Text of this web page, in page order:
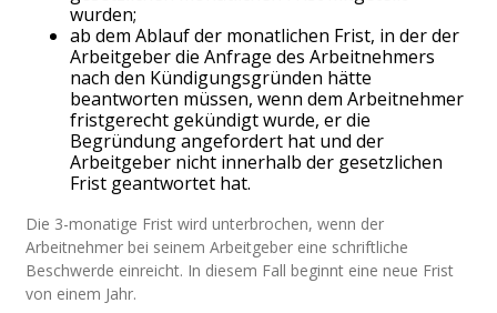
wurden;
ab dem Ablauf der monatlichen Frist, in der der
Arbeitgeber die Anfrage des Arbeitnehmers
nach den Kündigungsgründen hätte
beantworten müssen, wenn dem Arbeitnehmer
fristgerecht gekündigt wurde, er die
Begründung angefordert hat und der
Arbeitgeber nicht innerhalb der gesetzlichen
Frist geantwortet hat.
Die 3-monatige Frist wird unterbrochen, wenn der
Arbeitnehmer bei seinem Arbeitgeber eine schriftliche
Beschwerde einreicht. In diesem Fall beginnt eine neue Frist
von einem Jahr.